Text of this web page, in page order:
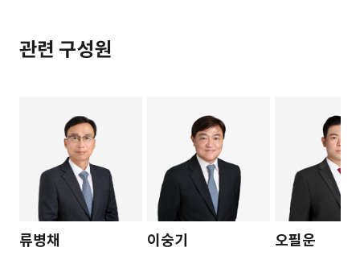
관련 구성원
류병채 이숭기 오필운